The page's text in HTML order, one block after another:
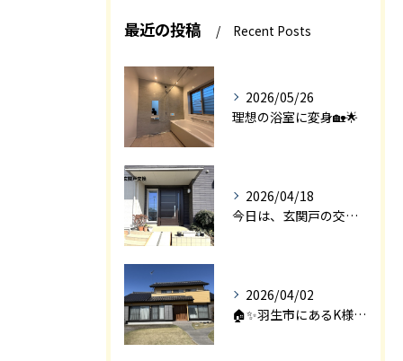
最近の投稿 Recent Posts
2026/05/26
理想の浴室に変身🏡🌟
2026/04/18
今日は、玄関戸の交換工事をご紹介します🚪✨。
2026/04/02
🏠✨羽生市にあるK様邸は、2008年に㈱エアロックで新築され...